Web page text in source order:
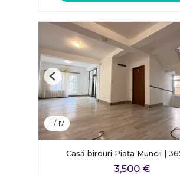
1 /17
Previous
Casă birouri Piața Muncii |
3,500 €